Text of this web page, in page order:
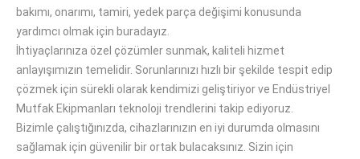
bakımı, onarımı, tamiri, yedek parça değişimi konusunda
yardımcı olmak için buradayız.
İhtiyaçlarınıza özel çözümler sunmak, kaliteli hizmet
anlayışımızın temelidir. Sorunlarınızı hızlı bir şekilde tespit edip
çözmek için sürekli olarak kendimizi geliştiriyor ve Endüstriyel
Mutfak Ekipmanları teknoloji trendlerini takip ediyoruz.
Bizimle çalıştığınızda, cihazlarınızın en iyi durumda olmasını
sağlamak için güvenilir bir ortak bulacaksınız. Sizin için